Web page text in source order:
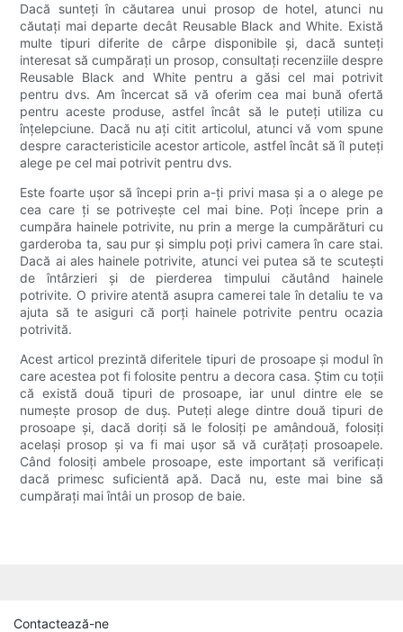
Dacă sunteți în căutarea unui prosop de hotel, atunci nu
căutați mai departe decât Reusable Black and White. Există
multe tipuri diferite de cârpe disponibile și, dacă sunteți
interesat să cumpărați un prosop, consultați recenziile despre
Reusable Black and White pentru a găsi cel mai potrivit
pentru dvs. Am încercat să vă oferim cea mai bună ofertă
pentru aceste produse, astfel încât să le puteți utiliza cu
înțelepciune. Dacă nu ați citit articolul, atunci vă vom spune
despre caracteristicile acestor articole, astfel încât să îl puteți
alege pe cel mai potrivit pentru dvs.
Este foarte ușor să începi prin a-ți privi masa și a o alege pe
cea care ți se potrivește cel mai bine. Poți începe prin a
cumpăra hainele potrivite, nu prin a merge la cumpărături cu
garderoba ta, sau pur și simplu poți privi camera în care stai.
Dacă ai ales hainele potrivite, atunci vei putea să te scutești
de întârzieri și de pierderea timpului căutând hainele
potrivite. O privire atentă asupra camerei tale în detaliu te va
ajuta să te asiguri că porți hainele potrivite pentru ocazia
potrivită.
Acest articol prezintă diferitele tipuri de prosoape și modul în
care acestea pot fi folosite pentru a decora casa. Știm cu toții
că există două tipuri de prosoape, iar unul dintre ele se
numește prosop de duș. Puteți alege dintre două tipuri de
prosoape și, dacă doriți să le folosiți pe amândouă, folosiți
același prosop și va fi mai ușor să vă curățați prosoapele.
Când folosiți ambele prosoape, este important să verificați
dacă primesc suficientă apă. Dacă nu, este mai bine să
cumpărați mai întâi un prosop de baie.
Contactează-ne